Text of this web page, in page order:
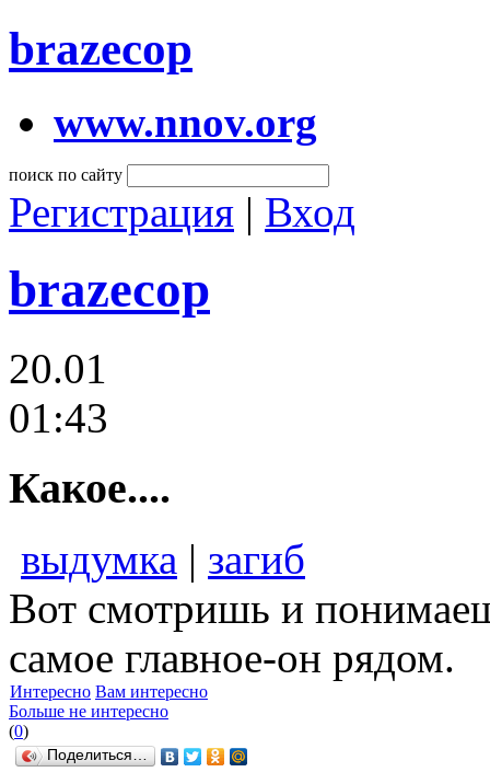
brazecop
www.nnov.org
поиск по сайту
Регистрация | Вход
brazecop
20.01
01:43
Какое....
выдумка | загиб
Вот смотришь и
самое главное-он рядом.
Интересно Вам интересно
Больше не интересно
(0)
Поделиться…